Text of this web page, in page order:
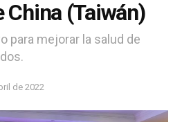
China (Taiwán)
para mejorar la salud de
de 2022